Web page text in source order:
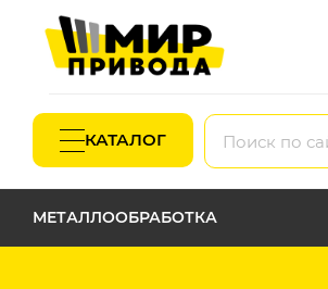
КАТАЛОГ
МЕТАЛЛООБРАБОТКА